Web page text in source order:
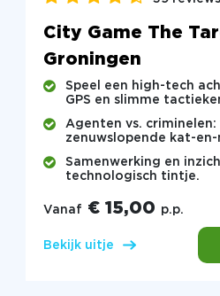
City Game The
Groningen
Speel een high-tech
GPS en slimme
Agenten vs.
zenuwslopende kat-en-
Samenwerking en
technologisch tintje.
Vanaf € 15,00 p.p.
Bekijk uitje